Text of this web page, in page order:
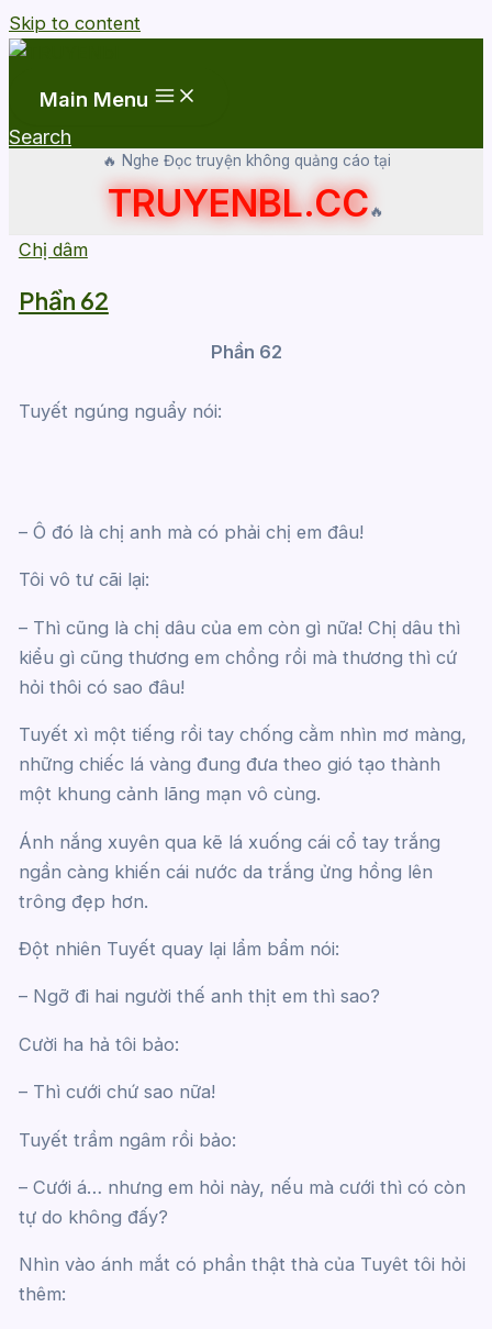
Skip to content
Main Menu
Search
🔥 Nghe Đọc truyện không quảng cáo tại
TRUYENBL.CC🔥
Chị dâm
Phần 62
Phần 62
Tuyết ngúng nguẩy nói:
– Ô đó là chị anh mà có phải chị em đâu!
Tôi vô tư cãi lại:
– Thì cũng là chị dâu của em còn gì nữa! Chị dâu thì
kiểu gì cũng thương em chồng rồi mà thương thì cứ
hỏi thôi có sao đâu!
Tuyết xì một tiếng rồi tay chống cằm nhìn mơ màng,
những chiếc lá vàng đung đưa theo gió tạo thành
một khung cảnh lãng mạn vô cùng.
Ánh nắng xuyên qua kẽ lá xuống cái cổ tay trắng
ngần càng khiến cái nước da trắng ửng hồng lên
trông đẹp hơn.
Đột nhiên Tuyết quay lại lẩm bẩm nói:
– Ngỡ đi hai người thế anh thịt em thì sao?
Cười ha hả tôi bảo:
– Thì cưới chứ sao nữa!
Tuyết trầm ngâm rồi bảo:
– Cưới á… nhưng em hỏi này, nếu mà cưới thì có còn
tự do không đấy?
Nhìn vào ánh mắt có phần thật thà của Tuyêt tôi hỏi
thêm: